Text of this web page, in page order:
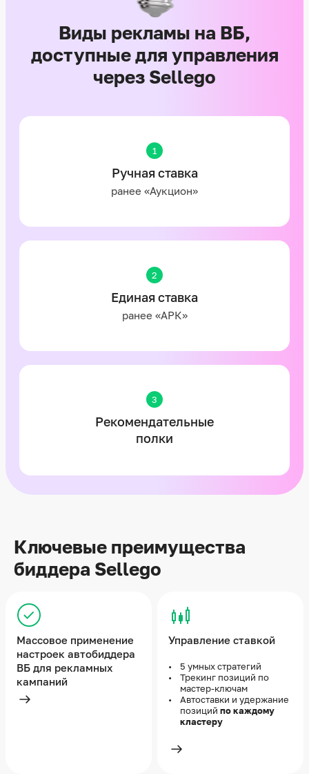
Виды рекламы на ВБ,
доступные для управления
через Sellego
1
Ручная ставка
ранее «Аукцион»
2
Единая ставка
ранее «АРК»
3
Рекомендательные
полки
Ключевые преимущества
биддера Sellego
Массовое применение
настроек автобиддера
ВБ для рекламных
кампаний
Подробнее
Управление ставкой
5 умных стратегий
Трекинг позиций по
мастер-ключам
Автоставки и удержание
позиций по каждому
кластеру
Подробнее